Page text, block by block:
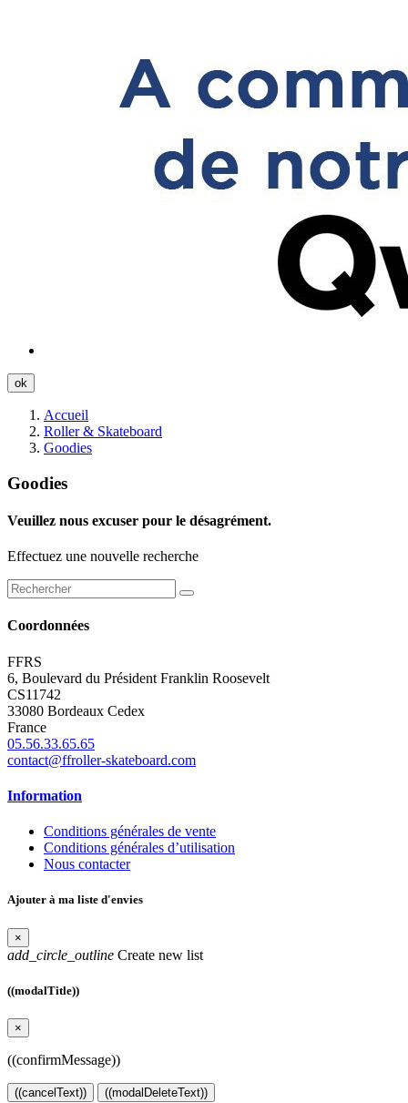
ok
Accueil
Roller & Skateboard
Goodies
Goodies
Veuillez nous excuser pour le désagrément.
Effectuez une nouvelle recherche
Coordonnées
FFRS
6, Boulevard du Président Franklin Roosevelt
CS11742
33080 Bordeaux Cedex
France
05.56.33.65.65
contact@ffroller-skateboard.com
Information
Conditions générales de vente
Conditions générales d’utilisation
Nous contacter
Ajouter à ma liste d'envies
×
add_circle_outline Create new list
((modalTitle))
×
((confirmMessage))
((cancelText)) ((modalDeleteText))